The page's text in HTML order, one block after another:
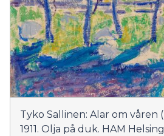
Tyko Sallinen: Alar om våren
1911. Olja på duk. HAM